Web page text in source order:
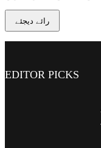
EDITOR PICKS